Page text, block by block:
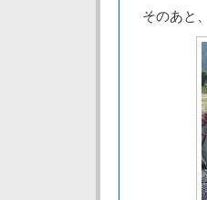
そのあと